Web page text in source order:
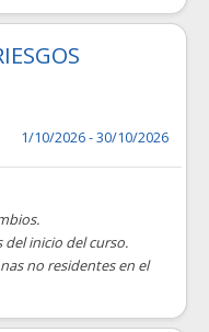
1/10/2026 - 30/10/2026
del inicio del curso.
no residentes en el